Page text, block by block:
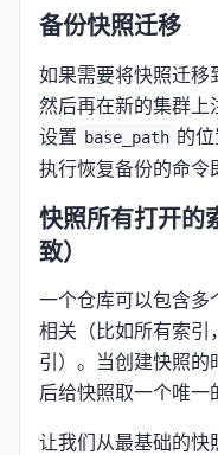
备份快照迁移
如果需要将快照迁移
然后再在新的集群上
设置 base_path 的
执行恢复备份的命令
快照所有打开的
致）
一个仓库可以包含多
相关（比如所有索引
引）。当创建快照
后给快照取一个唯一
让我们从最基础的快